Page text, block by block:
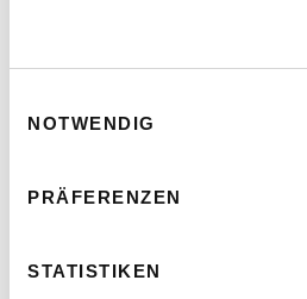
NOTWENDIG
PRÄFERENZEN
STATISTIKEN